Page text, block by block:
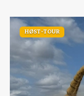
HØST-TOUR